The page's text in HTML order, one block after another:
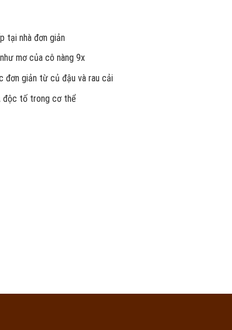
tại nhà đơn giản
mơ của cô nàng 9x
đơn giản từ củ đậu và rau cải
độc tố trong cơ thể